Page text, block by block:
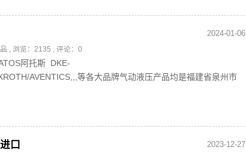
2024-01-06
, 浏览：2135 , 评论：0
阿托斯 DKE-
AVENTICS,,,等各大品牌气动液压产品均是福建省泉州市
2023-12-27
口